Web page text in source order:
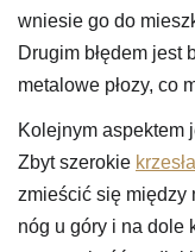
wniesie go do
Drugim błędem jest
metalowe płozy, co
Kolejnym aspektem
Zbyt szerokie
zmieścić się między
nóg u góry i na dole